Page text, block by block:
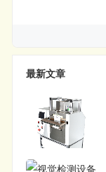
最新文章